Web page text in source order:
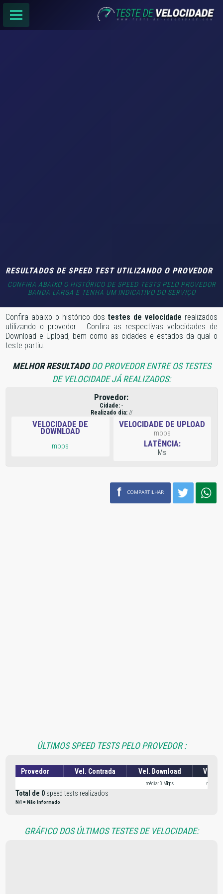
RESULTADOS DE SPEED TEST UTILIZANDO O PROVEDOR
CONFIRA ABAIXO O HISTÓRICO DE SPEED TESTS PELO PROVEDOR
BANDA LARGA E TENHA UM INDICATIVO DO SERVIÇO
Confira abaixo o histórico dos testes de velocidade realizados
utilizando o provedor . Confira as respectivas velocidades de
Download e Upload, bem como as cidades e estados da qual o
teste partiu.
MELHOR RESULTADODO PROVEDOR ENTRE OS TESTES
DE VELOCIDADE JÁ REALIZADOS:
Provedor:
Cidade: -
Realizado dia://
VELOCIDADE DE
DOWNLOAD
mbps
VELOCIDADE DE UPLOAD
mbps
LATÊNCIA:
Ms
f COMPARTILHAR
ÚLTIMOS SPEED TESTS PELO PROVEDOR :
Provedor Vel. Contrada Vel. Download Vel.
média: 0 Mbps média:
Total de 0 speed tests realizados
N/I = Não Informado
GRÁFICO DOS ÚLTIMOS TESTES DE VELOCIDADE: